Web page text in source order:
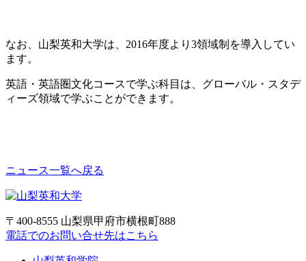
なお、山梨英和大学は、2016年度より3領域制を導入してい
ます。
英語・英語圏文化コースで学ぶ科目は、グローバル・スタデ
ィーズ領域で学ぶことができます。
ニュース一覧へ戻る
〒400-8555 山梨県甲府市横根町888
電話でのお問い合せ先はこちら